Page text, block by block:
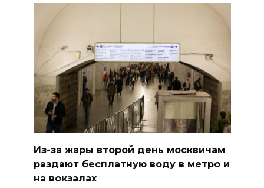
Из-за жары второй день москвичам
раздают бесплатную воду в метро и
на вокзалах